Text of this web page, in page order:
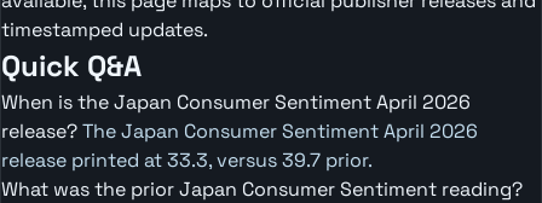
timestamped updates.
Quick Q&A
When is the Japan Consumer Sentiment April 2026
release?The Japan Consumer Sentiment April 2026
release printed at 33.3, versus 39.7 prior.
What was the prior Japan Consumer Sentiment reading?